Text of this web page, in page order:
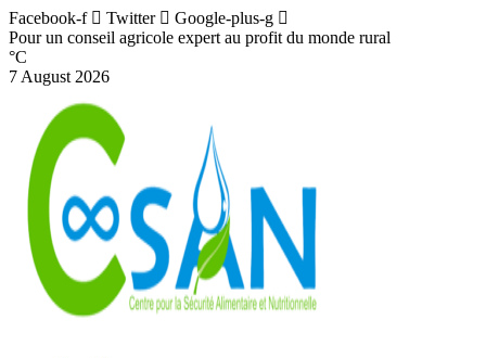
Facebook-f Twitter
Google-plus-g
Pour un conseil agricole expert au profit du monde rural
°C
7 August 2026